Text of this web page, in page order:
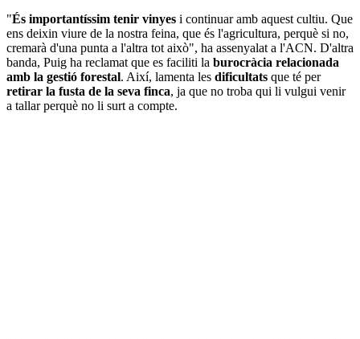
"És importantíssim tenir vinyes i continuar amb aquest cultiu. Que
ens deixin viure de la nostra feina, que és l'agricultura, perquè si no,
cremarà d'una punta a l'altra tot això", ha assenyalat a l'ACN. D'altra
banda, Puig ha reclamat que es faciliti la burocràcia relacionada
amb la gestió forestal. Així, lamenta les dificultats que té per
retirar la fusta de la seva finca, ja que no troba qui li vulgui venir
a tallar perquè no li surt a compte.